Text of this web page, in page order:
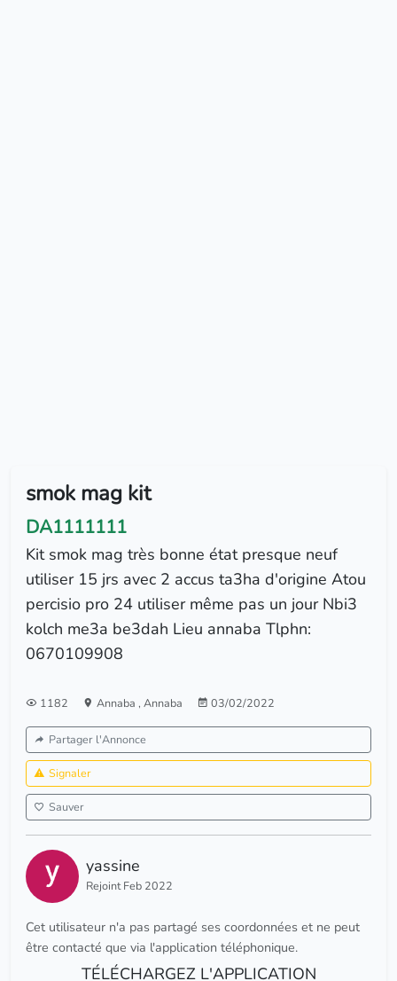
smok mag kit
DA1111111
Kit smok mag très bonne état presque neuf
utiliser 15 jrs avec 2 accus ta3ha d'origine Atou
percisio pro 24 utiliser même pas un jour Nbi3
kolch me3a be3dah Lieu annaba Tlphn:
0670109908
1182 Annaba , Annaba 03/02/2022
Partager l'Annonce
Signaler
Sauver
yassine
Rejoint Feb 2022
Cet utilisateur n'a pas partagé ses coordonnées et ne peut
être contacté que via l'application téléphonique.
TÉLÉCHARGEZ L'APPLICATION